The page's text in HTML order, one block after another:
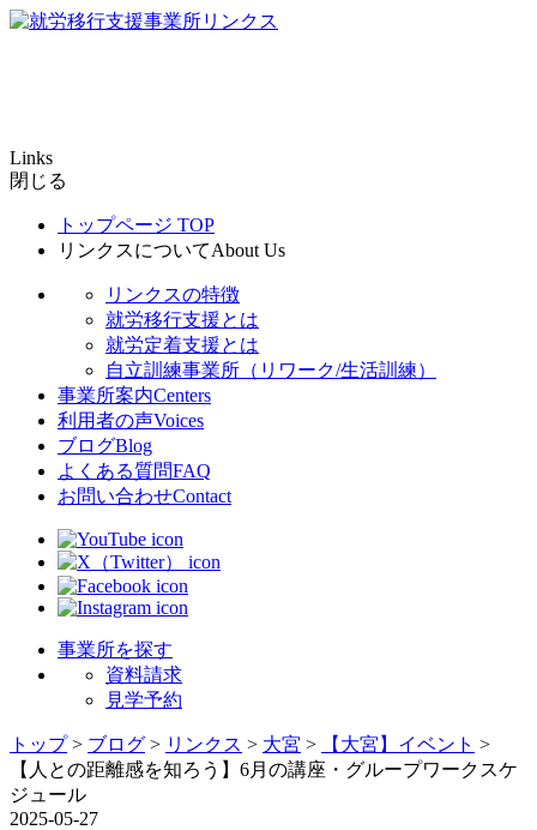
Links
閉じる
トップページ TOP
リンクスについてAbout Us
リンクスの特徴
就労移行支援とは
就労定着支援とは
自立訓練事業所（リワーク/生活訓練）
事業所案内Centers
利用者の声Voices
ブログBlog
よくある質問FAQ
お問い合わせContact
事業所を探す
資料請求
見学予約
トップ> ブログ > リンクス > 大宮 > 【大宮】イベント >
【人との距離感を知ろう】6月の講座・グループワークスケ
ジュール
2025-05-27